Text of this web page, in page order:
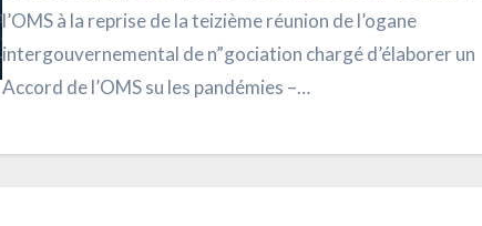
l’OMS à la reprise de la teizième réunion de l’ogane
intergouvernemental de n”gociation chargé d’élaborer un
Accord de l’OMS su les pandémies –…